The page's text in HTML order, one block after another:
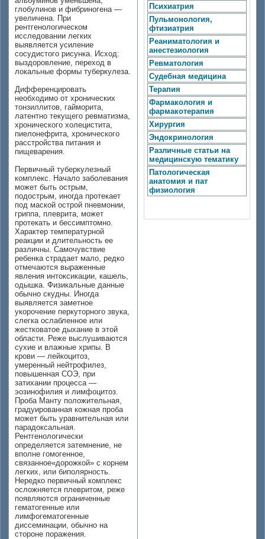
глобулинов и фибриногена —
увеличена. При
рентгенологическом
исследовании легких
выявляется усиление
сосудистого рисунка. Исход:
выздоровление, переход в
локальные формы туберкулеза.
Дифференцировать
необходимо от хронических
тонзиллитов, гайморита,
латентно текущего ревматизма,
хронического холецистита,
пиелонефрита, хронического
расстройства питания и
пищеварения.
Первичный туберкулезный
комплекс. Начало заболевания
может быть острым,
подострым, иногда протекает
под маской острой пневмонии,
гриппа, плеврита, может
протекать и бессимптомно.
Характер температурной
реакции и длительность ее
различны. Самочувствие
ребенка страдает мало, редко
отмечаются выраженные
явления интоксикации, кашель,
одышка. Физикальные данные
обычно скудны. Иногда
выявляется заметное
укорочение перкуторного звука,
слегка ослабленное или
жестковатое дыхание в этой
области. Реже выслушиваются
сухие и влажные хрипы. В
крови — лейкоцитоз,
умеренный нейтрофилез,
повышенная СОЭ, при
затихании процесса —
эозинофилия и лимфоцитоз.
Проба Манту положительная,
градуированная кожная проба
может быть уравнительная или
парадоксальная.
Рентгенологически
определяется затемнение, не
вполне гомогенное,
связанное«дорожкой» с корнем
легких, или биполярность.
Нередко первичный комплекс
осложняется плевритом, реже
появляются ограниченные
гематогенные или
лимфогематогенные
диссеминации, обычно на
стороне поражения.
Психиатрия
Пульмонология,
фтизиатрия
Реаниматология и
анестезиология
Ревматология
Судебная медицина
Терапия
Фармакология и
фармакотерапия
Хирургия
Эндокринология
Различные статьи на
медицинскую тематику
Патологическая
анатомия и пат
физиология